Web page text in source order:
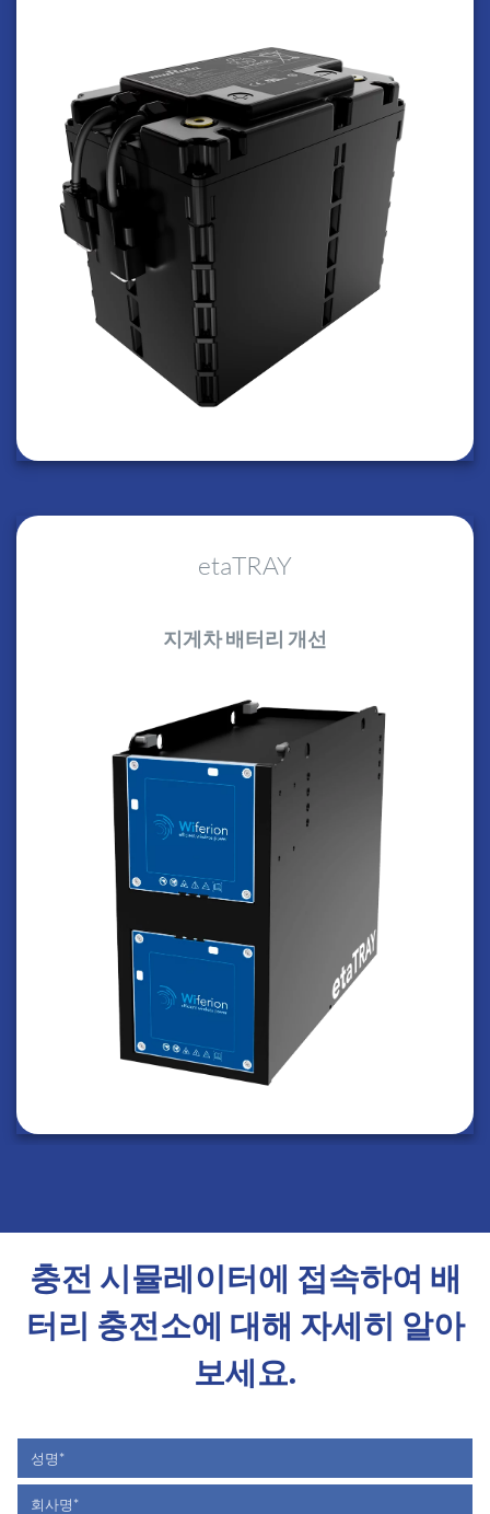
etaTRAY
지게차 배터리 개선
충전 시뮬레이터에 접속하여 배
터리 충전소에 대해 자세히 알아
보세요.